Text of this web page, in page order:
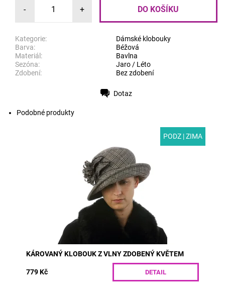
- +
Kategorie:
Dámské klobouky
Barva:
Béžová
Materiál:
Bavlna
Sezóna:
Jaro / Léto
Zdobení:
Bez zdobení
Dotaz
Podobné produkty
PODZ | ZIMA
MODEL: A24 | Černobílý dámský károvaný klobouk z
vlny ozdobený elegantním květem ve stejném vzoru.
Klobouk má širokou krempu. Podšívka z polyesteru...
Skladem
A24/55
KÁROVANÝ KLOBOUK Z VLNY ZDOBENÝ KVĚTEM
779 Kč DETAIL